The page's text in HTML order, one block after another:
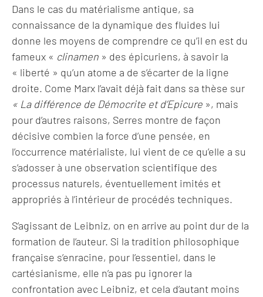
Dans le cas du matérialisme antique, sa
connaissance de la dynamique des fluides lui
donne les moyens de comprendre ce qu’il en est du
fameux « clinamen » des épicuriens, à savoir la
« liberté » qu’un atome a de s’écarter de la ligne
droite. Come Marx l’avait déjà fait dans sa thèse sur
« La différence de Démocrite et d’Epicure », mais
pour d’autres raisons, Serres montre de façon
décisive combien la force d’une pensée, en
l’occurrence matérialiste, lui vient de ce qu’elle a su
s’adosser à une observation scientifique des
processus naturels, éventuellement imités et
appropriés à l’intérieur de procédés techniques.
S’agissant de Leibniz, on en arrive au point dur de la
formation de l’auteur. Si la tradition philosophique
française s’enracine, pour l’essentiel, dans le
cartésianisme, elle n’a pas pu ignorer la
confrontation avec Leibniz, et cela d’autant moins